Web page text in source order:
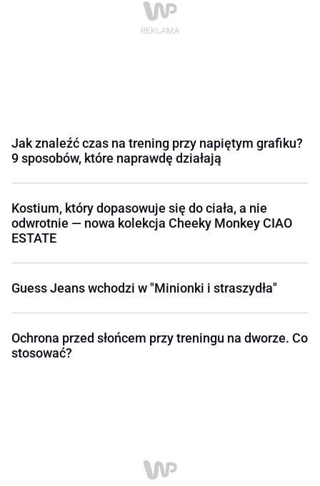
Jak znaleźć czas na trening przy napiętym grafiku?
9 sposobów, które naprawdę działają
Kostium, który dopasowuje się do ciała, a nie
odwrotnie — nowa kolekcja Cheeky Monkey CIAO
ESTATE
Guess Jeans wchodzi w "Minionki i straszydła"
Ochrona przed słońcem przy treningu na dworze. Co
stosować?